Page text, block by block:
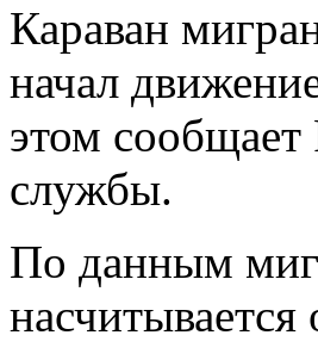
Караван
начал
этом
службы.
По данным